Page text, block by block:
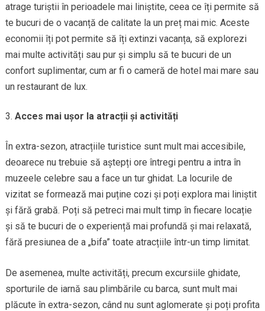
atrage turiștii în perioadele mai liniștite, ceea ce îți permite să
te bucuri de o vacanță de calitate la un preț mai mic. Aceste
economii îți pot permite să îți extinzi vacanța, să explorezi
mai multe activități sau pur și simplu să te bucuri de un
confort suplimentar, cum ar fi o cameră de hotel mai mare sau
un restaurant de lux.
Acces mai ușor la atracții și activități
În extra-sezon, atracțiile turistice sunt mult mai accesibile,
deoarece nu trebuie să aștepți ore întregi pentru a intra în
muzeele celebre sau a face un tur ghidat. La locurile de
vizitat se formează mai puține cozi și poți explora mai liniștit
și fără grabă. Poți să petreci mai mult timp în fiecare locație
și să te bucuri de o experiență mai profundă și mai relaxată,
fără presiunea de a „bifa” toate atracțiile într-un timp limitat.
De asemenea, multe activități, precum excursiile ghidate,
sporturile de iarnă sau plimbările cu barca, sunt mult mai
plăcute în extra-sezon, când nu sunt aglomerate și poți profita